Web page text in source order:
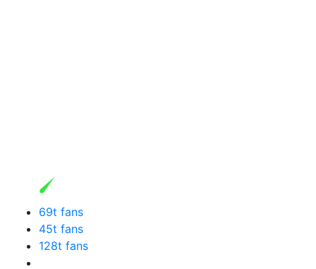
69t fans
45t fans
128t fans